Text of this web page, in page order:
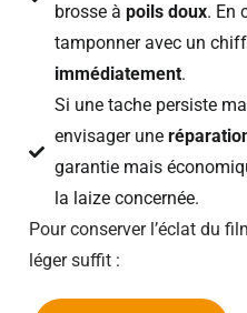
brosse à poils doux. En
tamponner avec un
immédiatement.
Si une tache persiste
envisager une
garantie mais
la laize concernée.
Pour conserver l’éclat du
léger suffit :